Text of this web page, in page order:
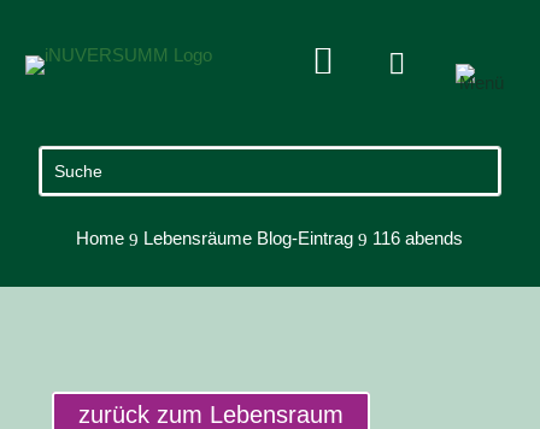
 
Home 9 Lebensräume Blog-Eintrag 9 116 abends
zurück zum Lebensraum